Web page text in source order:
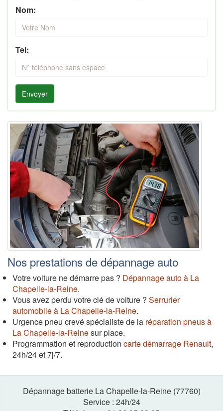
Nom:
Tel:
Envoyer
Nos prestations de dépannage auto
Votre voiture ne démarre pas ? Dépannage auto à La
Chapelle-la-Reine.
Vous avez perdu votre clé de voiture ? Serrurier
automobile à La Chapelle-la-Reine.
Urgence pneu crevé spécialiste de la réparation pneus à
La Chapelle-la-Reinesur place.
Programmation et reproduction carte démarrage Renault,
24h/24 et 7j/7.
Dépannage batterie La Chapelle-la-Reine (77760)
Service : 24h/24